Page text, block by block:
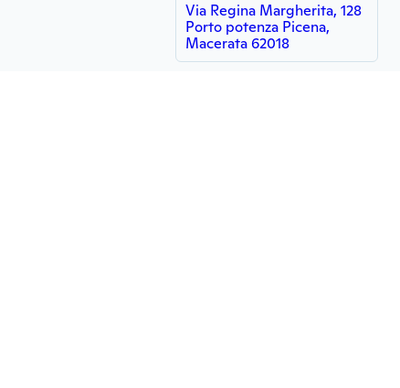
Via Regina Margherita, 128
Porto potenza Picena,
Macerata 62018